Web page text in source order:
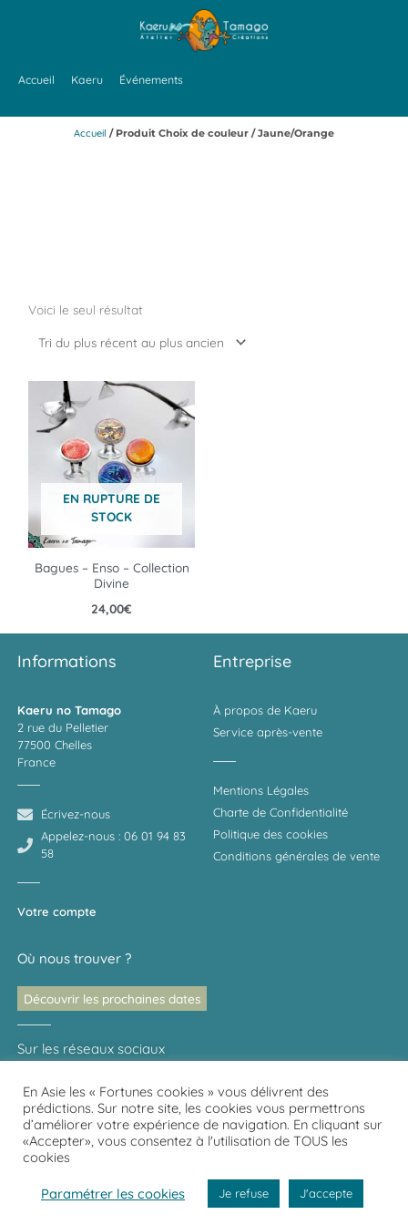
Accueil Kaeru Événements
Accueil / Produit Choix de couleur / Jaune/Orange
Voici le seul résultat
EN RUPTURE DE
STOCK
Bagues – Enso – Collection
Divine
24,00€
Informations
Kaeru no Tamago
2 rue du Pelletier
77500 Chelles
France
Écrivez-nous
Appelez-nous : 06 01 94 83
58
Votre compte
Entreprise
À propos de Kaeru
Service après-vente
Mentions Légales
Charte de Confidentialité
Politique des cookies
Conditions générales de vente
Où nous trouver ?
Découvrir les prochaines dates
Sur les réseaux sociaux
Partager votre expérience avec Kaeru
Copyright © 2021 Kaeru no Tamago
* Offre valable uniquement pour la France Métropolitaine.
En Asie les « Fortunes cookies » vous délivrent des
prédictions. Sur notre site, les cookies vous permettrons
d’améliorer votre expérience de navigation. En cliquant sur
«Accepter», vous consentez à l'utilisation de TOUS les
cookies
Paramétrer les cookies Je refuse J'accepte